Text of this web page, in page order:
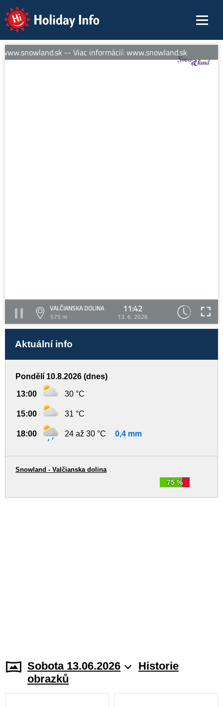
Holiday Info
-- Viac informácií: www.snowland.sk
VALČIANSKA DOLINA
575 m
11:42
13. 6. 2026
Aktuální info
Pondělí 10.8.2026 (dnes)
13:00 30 °C
15:00 31 °C
18:00 24 až 30 °C 0,4 mm
75 %
Snowland - Valčianska dolina
Sobota 13.06.2026
Historie
obrazků